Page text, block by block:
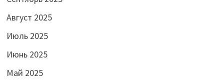
Август 2025
Июль 2025
Июнь 2025
Май 2025